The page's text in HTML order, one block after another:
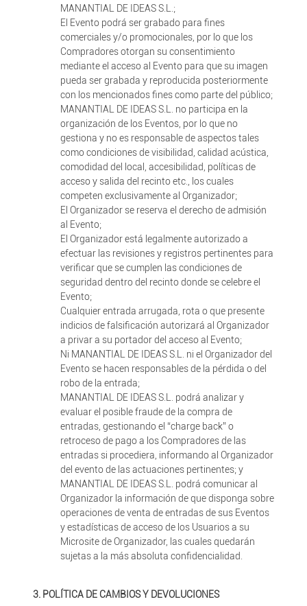
MANANTIAL DE IDEAS S.L.;
El Evento podrá ser grabado para fines
comerciales y/o promocionales, por lo que los
Compradores otorgan su consentimiento
mediante el acceso al Evento para que su imagen
pueda ser grabada y reproducida posteriormente
con los mencionados fines como parte del público;
MANANTIAL DE IDEAS S.L. no participa en la
organización de los Eventos, por lo que no
gestiona y no es responsable de aspectos tales
como condiciones de visibilidad, calidad acústica,
comodidad del local, accesibilidad, políticas de
acceso y salida del recinto etc., los cuales
competen exclusivamente al Organizador;
El Organizador se reserva el derecho de admisión
al Evento;
El Organizador está legalmente autorizado a
efectuar las revisiones y registros pertinentes para
verificar que se cumplen las condiciones de
seguridad dentro del recinto donde se celebre el
Evento;
Cualquier entrada arrugada, rota o que presente
indicios de falsificación autorizará al Organizador
a privar a su portador del acceso al Evento;
Ni MANANTIAL DE IDEAS S.L. ni el Organizador del
Evento se hacen responsables de la pérdida o del
robo de la entrada;
MANANTIAL DE IDEAS S.L. podrá analizar y
evaluar el posible fraude de la compra de
entradas, gestionando el “charge back” o
retroceso de pago a los Compradores de las
entradas si procediera, informando al Organizador
del evento de las actuaciones pertinentes; y
MANANTIAL DE IDEAS S.L. podrá comunicar al
Organizador la información de que disponga sobre
operaciones de venta de entradas de sus Eventos
y estadísticas de acceso de los Usuarios a su
Microsite de Organizador, las cuales quedarán
sujetas a la más absoluta confidencialidad.
3. POLÍTICA DE CAMBIOS Y DEVOLUCIONES